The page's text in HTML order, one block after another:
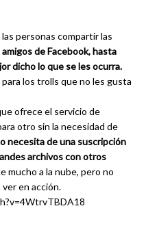
personas compartir las
de Facebook, hasta
dicho lo que se les ocurra.
los trolls que no les gusta
ofrece el servicio de
otro sin la necesidad de
necesita de una suscripción
archivos con otros
mucho a la nube, pero no
en acción.